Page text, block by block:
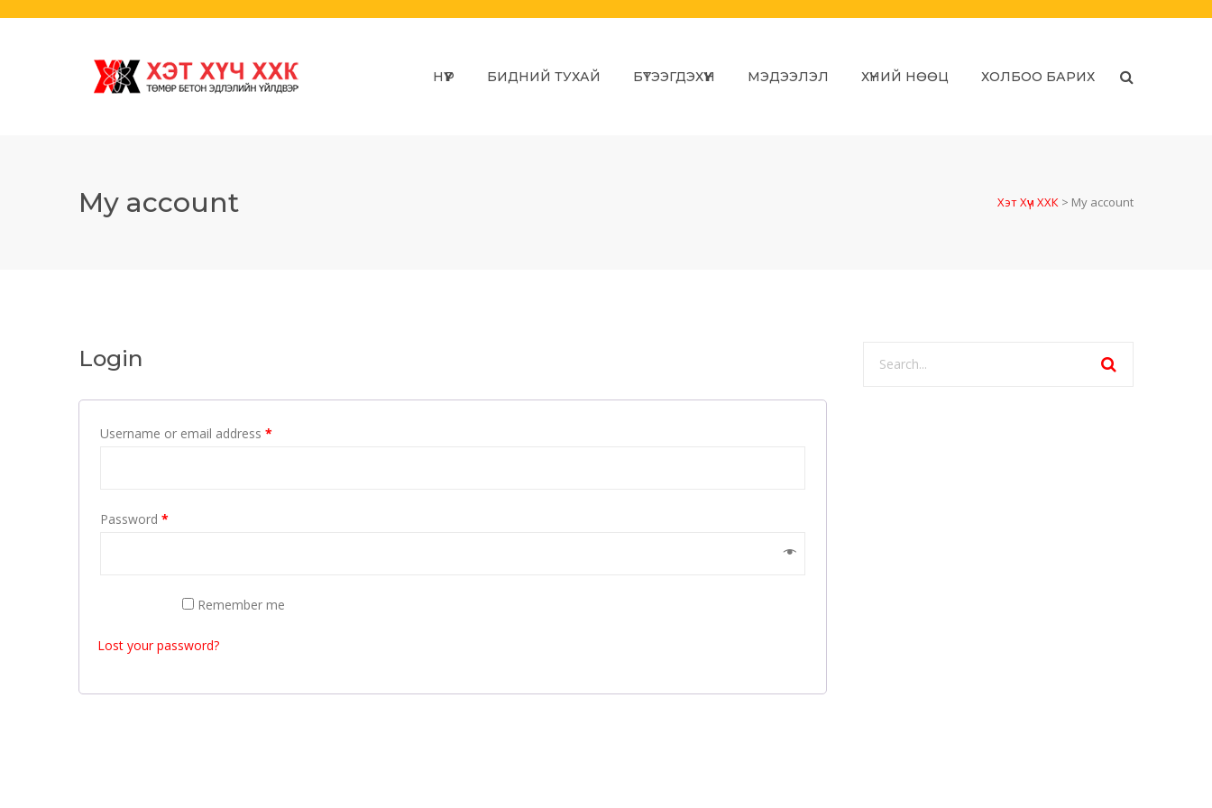
НҮҮР БИДНИЙ ТУХАЙ БҮТЭЭГДЭХҮҮН МЭДЭЭЛЭЛ ХҮНИЙ НӨӨЦ ХОЛБОО БАРИХ
My account Хэт Хүч ХХК > My account
Login
Username or email address *
Password *
Remember me
Lost your password?